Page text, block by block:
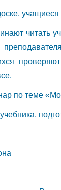
читать
по теме